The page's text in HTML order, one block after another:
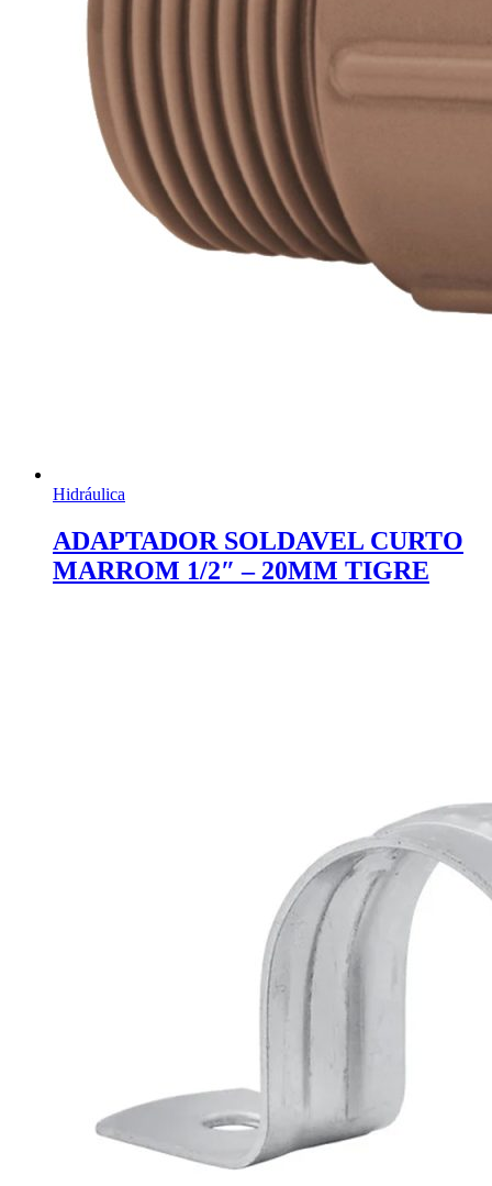
Hidráulica
ADAPTADOR SOLDAVEL CURTO
MARROM 1/2″ – 20MM TIGRE